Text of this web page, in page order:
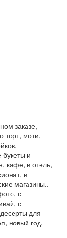
заказе,
моти,
букеты и
кафе, в отель,
в
магазины..
с
с
для
новый год,